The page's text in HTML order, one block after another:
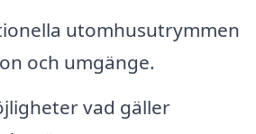
utomhusutrymmen
och umgänge.
vad gäller